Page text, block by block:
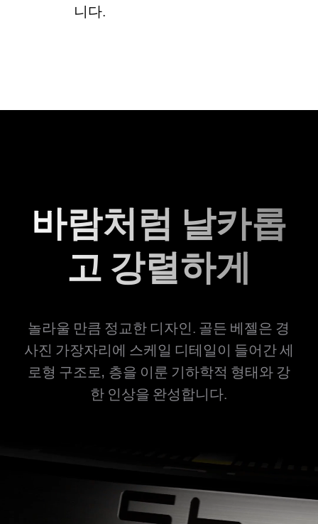
니다.
바람처럼 날카롭
고 강렬하게
놀라울 만큼 정교한 디자인. 골든 베젤은 경
사진 가장자리에 스케일 디테일이 들어간 세
로형 구조로, 층을 이룬 기하학적 형태와 강
한 인상을 완성합니다.